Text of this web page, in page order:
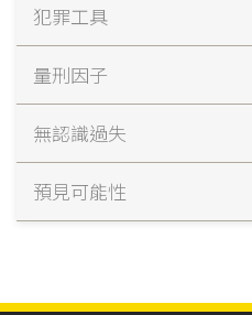
犯罪工具
量刑因子
無認識過失
預見可能性